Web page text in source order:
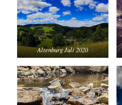
Altenburg Juli 2020